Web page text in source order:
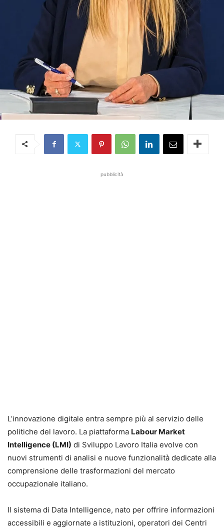
pubblicità
L’innovazione digitale entra sempre più al servizio delle
politiche del lavoro. La piattaforma Labour Market
Intelligence (LMI) di Sviluppo Lavoro Italia evolve con
nuovi strumenti di analisi e nuove funzionalità dedicate alla
comprensione delle trasformazioni del mercato
occupazionale italiano.
Il sistema di Data Intelligence, nato per offrire informazioni
accessibili e aggiornate a istituzioni, operatori dei Centri